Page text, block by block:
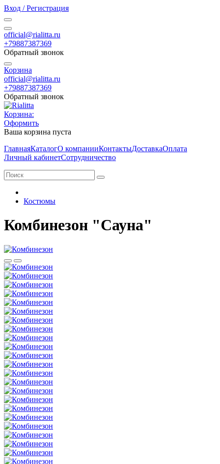
Вход / Регистрация
official@rialitta.ru
+79887387369
Обратный звонок
Корзина
official@rialitta.ru
+79887387369
Обратный звонок
Корзина:
Оформить
Ваша корзина пуста
ГлавнаяКаталогО компанииКонтактыДоставкаОплата
Личный кабинетСотрудничество
Костюмы
Комбинезон "Сауна"